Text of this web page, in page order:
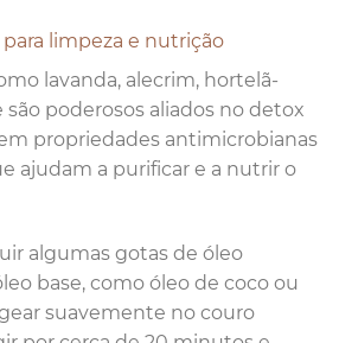
para limpeza e nutrição
lavanda, alecrim, hortelã-
poderosos aliados no detox
propriedades antimicrobianas
ajudam a purificar e a nutrir o
algumas gotas de óleo
base, como óleo de coco ou
suavemente no couro